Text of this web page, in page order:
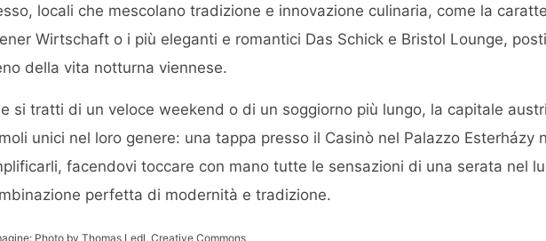
locali che mescolano tradizione e innovazione culinaria, come la
Wirtschaft o i più eleganti e romantici Das Schick e Bristol Lounge,
della vita notturna viennese.
si tratti di un veloce weekend o di un soggiorno più lungo, la capitale
unici nel loro genere: una tappa presso il Casinò nel Palazzo Esterházy
facendovi toccare con mano tutte le sensazioni di una serata nel
perfetta di modernità e tradizione.
Photo by Thomas Ledl, Creative Commons